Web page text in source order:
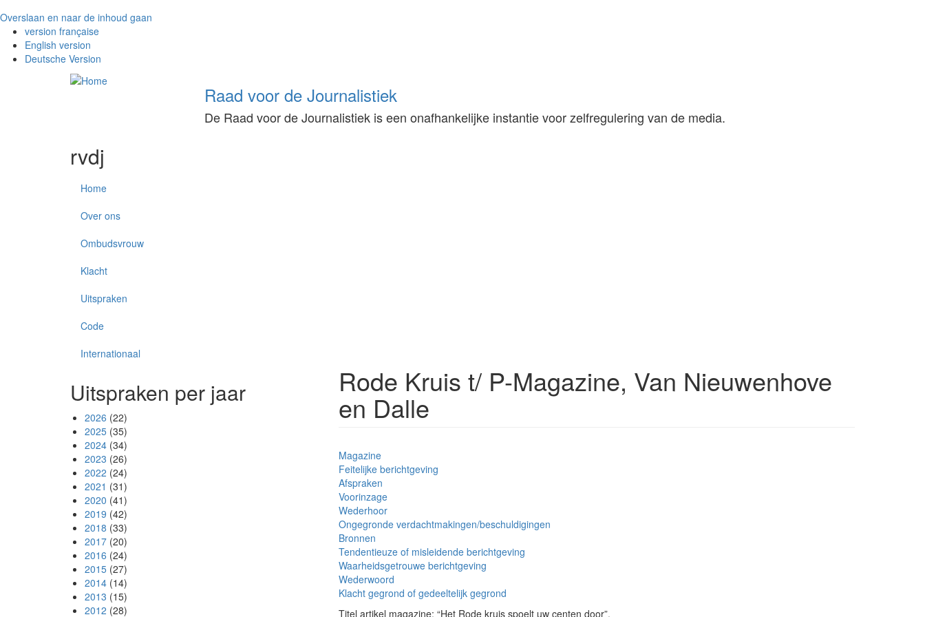
Overslaan en naar de inhoud gaan
version française
English version
Deutsche Version
Raad voor de Journalistiek
De Raad voor de Journalistiek is een onafhankelijke instantie voor zelfregulering van de media.
rvdj
Home
Over ons
Ombudsvrouw
Klacht
Uitspraken
Code
Internationaal
Uitspraken per jaar
2026 (22)
2025 (35)
2024 (34)
2023 (26)
2022 (24)
2021 (31)
2020 (41)
2019 (42)
2018 (33)
2017 (20)
2016 (24)
2015 (27)
2014 (14)
2013 (15)
2012 (28)
Rode Kruis t/ P-Magazine, Van Nieuwenhove
en Dalle
Magazine
Feitelijke berichtgeving
Afspraken
Voorinzage
Wederhoor
Ongegronde verdachtmakingen/beschuldigingen
Bronnen
Tendentieuze of misleidende berichtgeving
Waarheidsgetrouwe berichtgeving
Wederwoord
Klacht gegrond of gedeeltelijk gegrond
Titel artikel magazine: “Het Rode kruis spoelt uw centen door”.